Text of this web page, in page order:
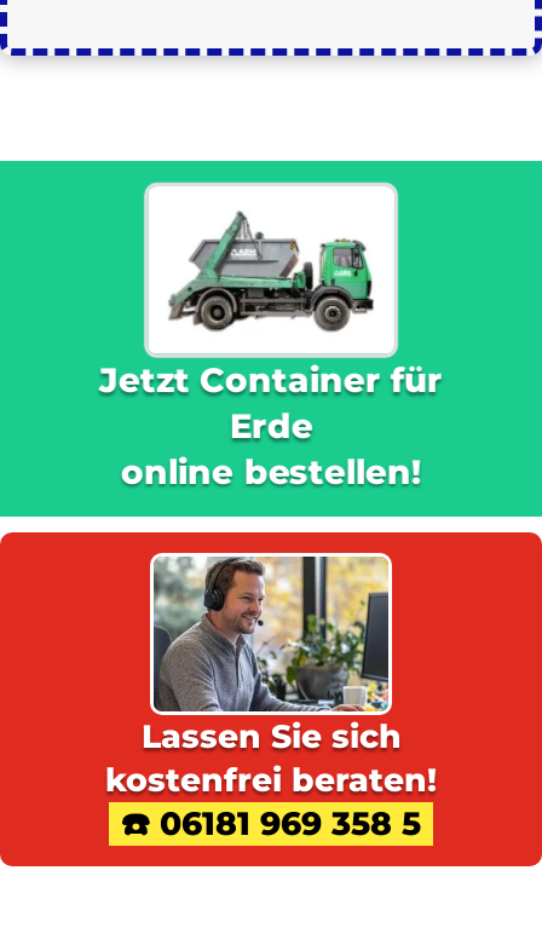
Jetzt Container für
Erde
online bestellen!
Lassen Sie sich
kostenfrei beraten!
☎️ 06181 969 358 5